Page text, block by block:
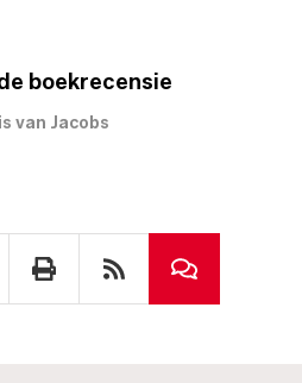
boekrecensie
van Jacobs